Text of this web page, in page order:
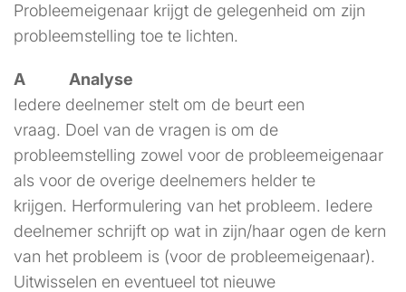
Probleemeigenaar krijgt de gelegenheid om zijn
probleemstelling toe te lichten.
A Analyse
Iedere deelnemer stelt om de beurt een
vraag. Doel van de vragen is om de
probleemstelling zowel voor de probleemeigenaar
als voor de overige deelnemers helder te
krijgen. Herformulering van het probleem. Iedere
deelnemer schrijft op wat in zijn/haar ogen de kern
van het probleem is (voor de probleemeigenaar).
Uitwisselen en eventueel tot nieuwe